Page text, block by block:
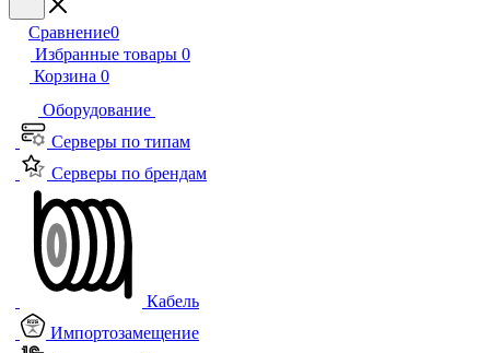
Сравнение0
Избранные товары 0
Корзина 0
Оборудование
Серверы по типам
Серверы по брендам
Кабель
Импортозамещение